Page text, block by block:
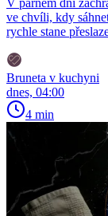
V parném dni
ve chvíli, kdy
rychle stane
Bruneta v kuchyni
dnes, 04:00
4 min